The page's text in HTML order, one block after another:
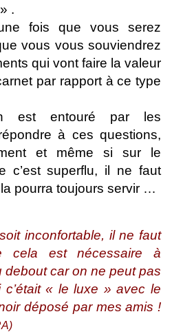
.
fois que vous serez
vous vous souviendrez
qui vont faire la valeur
par rapport à ce type
est entouré par les
à ces questions,
et même si sur le
c’est superflu, il ne faut
pourra toujours servir …
inconfortable, il ne faut
cela est nécessaire à
debout car on ne peut pas
c’était « le luxe » avec le
déposé par mes amis !